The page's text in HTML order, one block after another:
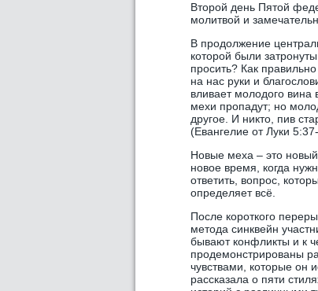
Второй день Пятой
молитвой и
В продолжение
которой были
просить? Как
на нас руки и
вливает молодого
мехи пропадут; но
другое. И никто, пив
(Евангелие от Луки
Новые меха – это
новое время, когда
ответить, вопрос,
определяет всё.
После короткого
метода синквейн
бывают конфликты и к
продемонстрированы
чувствами, которые он
рассказала о пяти